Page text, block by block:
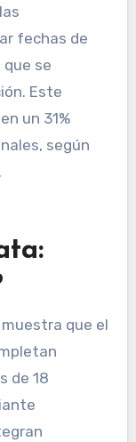
fechas de
que se
Este
un 31%
según
que el
de 18